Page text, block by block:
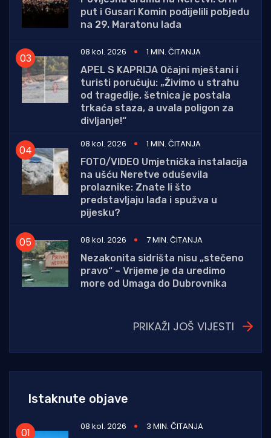
put i Gusari Komin podijelili pobjedu
na 29. Maratonu lađa
08 kol. 2026
1 MIN. ČITANJA
APEL S KAPRIJA Očajni mještani i
turisti poručuju: „Živimo u strahu
od tragedije, šetnica je postala
trkaća staza, a uvala poligon za
divljanje!“
08 kol. 2026
1 MIN. ČITANJA
FOTO/VIDEO Umjetnička instalacija
na ušću Neretve oduševila
prolaznike: Znate li što
predstavljaju lađa i spužva u
pijesku?
08 kol. 2026
7 MIN. ČITANJA
Nezakonita sidrišta nisu „stečeno
pravo“ – Vrijeme je da uredimo
more od Umaga do Dubrovnika
PRIKAŽI JOŠ VIJESTI
Istaknute objave
08 kol. 2026
3 MIN. ČITANJA